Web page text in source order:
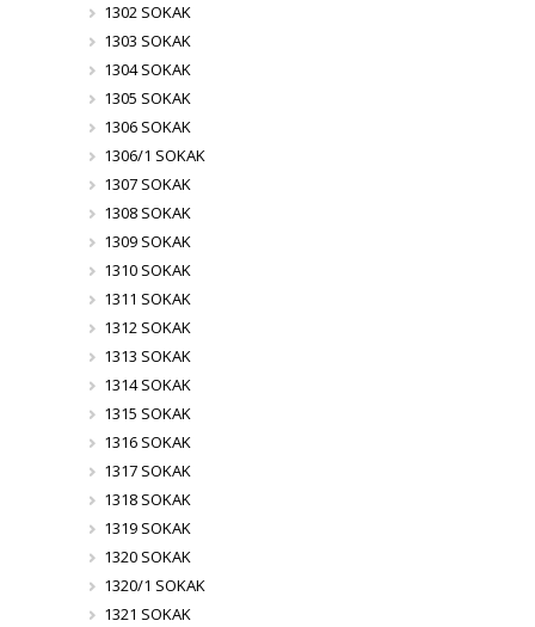
1302 SOKAK
1303 SOKAK
1304 SOKAK
1305 SOKAK
1306 SOKAK
1306/1 SOKAK
1307 SOKAK
1308 SOKAK
1309 SOKAK
1310 SOKAK
1311 SOKAK
1312 SOKAK
1313 SOKAK
1314 SOKAK
1315 SOKAK
1316 SOKAK
1317 SOKAK
1318 SOKAK
1319 SOKAK
1320 SOKAK
1320/1 SOKAK
1321 SOKAK